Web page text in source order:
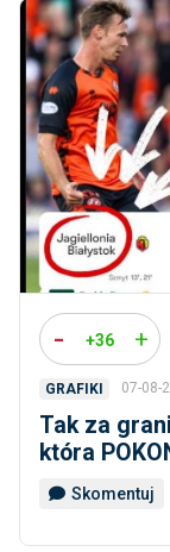
- +36 +
GRAFIKI 07-08-
Tak za
która
Skomentuj